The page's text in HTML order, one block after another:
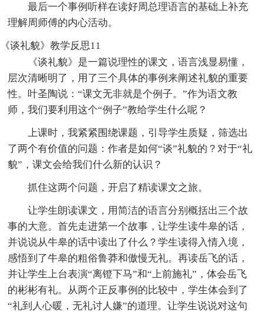
最后一个事例听样在读好周总理语言的基础上补充
理解周师傅的内心活动。
《谈礼貌》教学反思11
《谈礼貌》是一篇说理性的课文，语言浅显易懂，
层次清晰明了，用了三个具体的事例来阐述礼貌的重要
性。叶圣陶说：“课文无非就是个例子。”作为语文教
师，我们要利用这个“例子”教给学生什么呢？
上课时，我紧紧围绕课题，引导学生质疑，筛选出
了两个有价值的问题：作者是如何“谈”礼貌的？对于“礼
貌”，课文会给我们什么新的认识？
抓住这两个问题，开启了精读课文之旅。
让学生朗读课文，用简洁的语言分别概括出三个故
事的大意。首先走进第一个故事，让学生读牛皋的话，
并说说从牛皋的话中读出了什么？学生读得入情入境，
感悟到了牛皋的粗俗鲁莽和傲慢无礼。再读岳飞的话，
并让学生上台表演“离镫下马”和“上前施礼”，体会岳飞
的彬彬有礼。从两个正反事例的比较中，学生体会到了
“礼到人心暖，无礼讨人嫌”的道理。让学生说说对这句